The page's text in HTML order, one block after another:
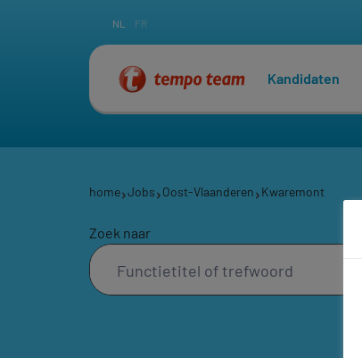
Kandidaten
NL FR
home Jobs Oost-Vlaanderen Kwaremont
Zoek naar